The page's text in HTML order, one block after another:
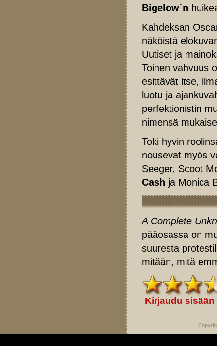
Bigelow`n
Kahdeksan
näköistä
Uutiset ja
Toinen vahvuus
esittävät itse,
luotu ja
perfektionistin
nimensä
Toki hyvin
nousevat myös
Seeger, Scoot
Cash ja Monica
A Complete
pääosassa on
suuresta
mitään, mitä
Kirjaudu sisään